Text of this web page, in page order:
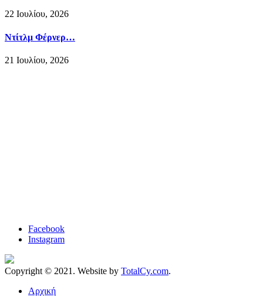
22 Ιουλίου, 2026
Ντίτλμ Φέρνερ…
21 Ιουλίου, 2026
Facebook
Instagram
Copyright © 2021. Website by TotalCy.com.
Αρχική